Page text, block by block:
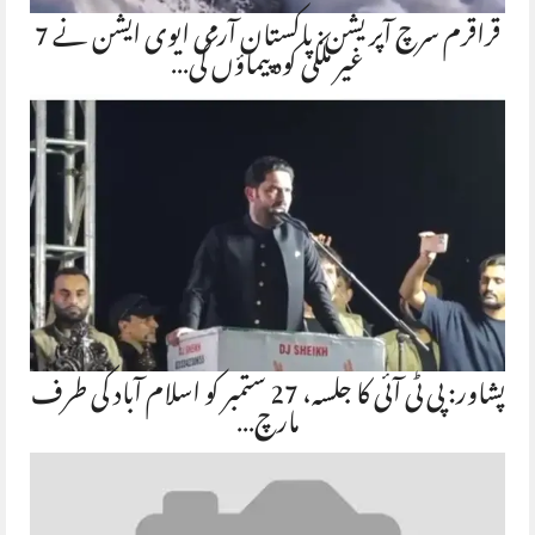
قراقرم سرچ آپریشن: پاکستان آرمی ایوی ایشن نے 7 غیر ملکی کوہ پیماؤں کی…
پشاور: پی ٹی آئی کا جلسہ، 27 ستمبر کو اسلام آباد کی طرفمارچ…